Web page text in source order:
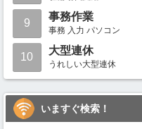
9
事務作業
事務 入力 パソコン
10
大型連休
うれしい大型連休
いますぐ検索！